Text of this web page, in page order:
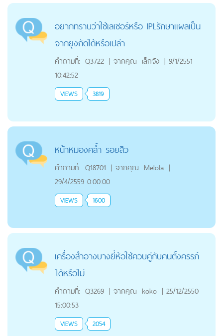
อยากทราบว่าใช้เลเซอร์หรือ IPLรักษาแผลเป็น
จากยุงกัดได้หรือเปล่า
คำถามที่: Q3722 | จากคุณ เล็กจัง | 9/1/2551
10:42:52
VIEWS 3819
หน้าหมองคล้ำ รอยสิว
คำถามที่: Q18701 | จากคุณ Melola |
29/4/2559 0:00:00
VIEWS 1600
เครื่องสำอางบางยี่ห้อใช้ควบคู่กับคนตั้งครรภ์
ได้หรือไม่
คำถามที่: Q3269 | จากคุณ koko | 25/12/2550
15:00:53
VIEWS 2054